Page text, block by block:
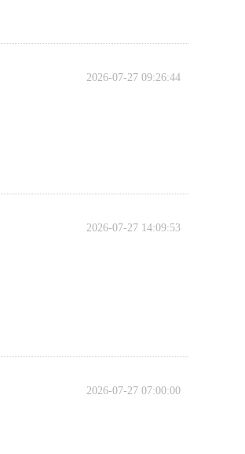
2026-07-27 09:26:44
2026-07-27 14:09:53
2026-07-27 07:00:00